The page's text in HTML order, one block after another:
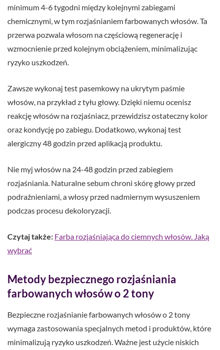
minimum 4-6 tygodni między kolejnymi zabiegami
chemicznymi, w tym rozjaśnianiem farbowanych włosów. Ta
przerwa pozwala włosom na częściową regenerację i
wzmocnienie przed kolejnym obciążeniem, minimalizując
ryzyko uszkodzeń.
Zawsze wykonaj test pasemkowy na ukrytym paśmie
włosów, na przykład z tyłu głowy. Dzięki niemu ocenisz
reakcję włosów na rozjaśniacz, przewidzisz ostateczny kolor
oraz kondycję po zabiegu. Dodatkowo, wykonaj test
alergiczny 48 godzin przed aplikacją produktu.
Nie myj włosów na 24-48 godzin przed zabiegiem
rozjaśniania. Naturalne sebum chroni skórę głowy przed
podrażnieniami, a włosy przed nadmiernym wysuszeniem
podczas procesu dekoloryzacji.
Czytaj także: Farba rozjaśniająca do ciemnych włosów. Jaką
wybrać
Metody bezpiecznego rozjaśniania
farbowanych włosów o 2 tony
Bezpieczne rozjaśnianie farbowanych włosów o 2 tony
wymaga zastosowania specjalnych metod i produktów, które
minimalizują ryzyko uszkodzeń. Ważne jest użycie niskich